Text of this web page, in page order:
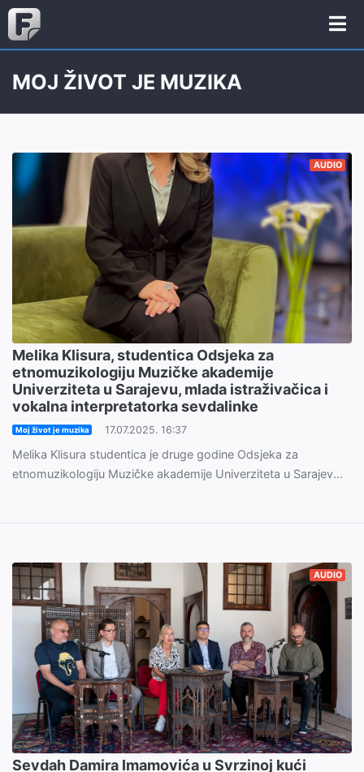
MOJ ŽIVOT JE MUZIKA
AUDIO
Melika Klisura, studentica Odsjeka za
etnomuzikologiju Muzičke akademije
Univerziteta u Sarajevu, mlada istraživačica i
vokalna interpretatorka sevdalinke
Moj život je muzika 17.07.2025. 16:37
Melika Klisura studentica je druge godine Odsjeka za
etnomuzikologiju Muzičke akademije Univerziteta u Sarajev...
AUDIO
Sevdah Damira Imamovića u Svrzinoj kući